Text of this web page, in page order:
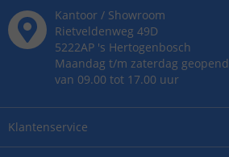
Klantenservice
Kantoor / Showroom
Rietveldenweg 49D
5222AP 's Hertogenbosch
Maandag t/m zaterdag geopend
van 09.00 tot 17.00 uur